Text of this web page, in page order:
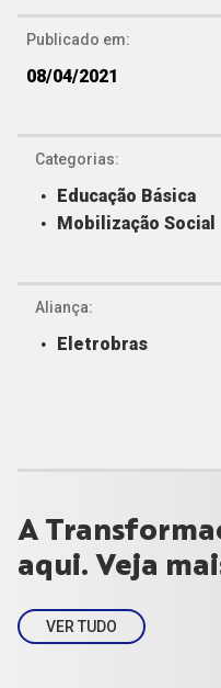
Publicado em:
08/04/2021
Categorias:
Educação Básica
Mobilização Social
Aliança:
Eletrobras
A
aqui. Veja
VER TUDO